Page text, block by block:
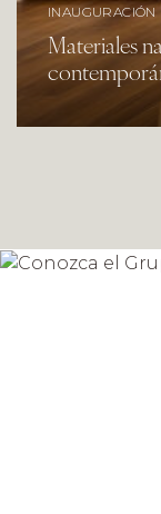
INAUGURACIÓN
Materiales